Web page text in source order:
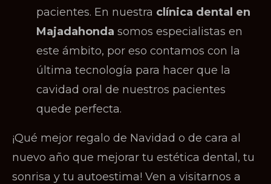
pacientes. En nuestra clínica dental en
Majadahonda somos especialistas en
este ámbito, por eso contamos con la
última tecnología para hacer que la
cavidad oral de nuestros pacientes
quede perfecta.
¡Qué mejor regalo de Navidad o de cara al
nuevo año que mejorar tu estética dental, tu
sonrisa y tu autoestima! Ven a visitarnos a